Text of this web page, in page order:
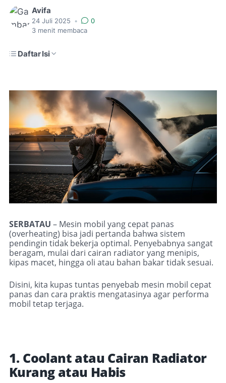
Avifa
24 Juli 2025 •
0
3 menit membaca
Daftar Isi
SERBATAU – Mesin mobil yang cepat panas
(overheating) bisa jadi pertanda bahwa sistem
pendingin tidak bekerja optimal. Penyebabnya sangat
beragam, mulai dari cairan radiator yang menipis,
kipas macet, hingga oli atau bahan bakar tidak sesuai.
Disini, kita kupas tuntas penyebab mesin mobil cepat
panas dan cara praktis mengatasinya agar performa
mobil tetap terjaga.
1. Coolant atau Cairan Radiator
Kurang atau Habis